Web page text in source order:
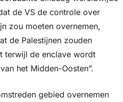
de VS de controle over
zou moeten overnemen,
de Palestijnen zouden
terwijl de enclave wordt
het Midden-Oosten”.
gebied overnemen